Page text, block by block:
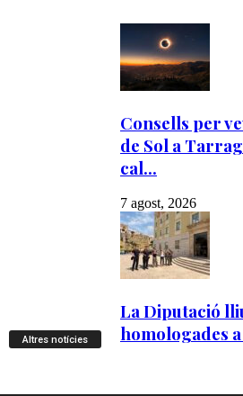
Altres notícies